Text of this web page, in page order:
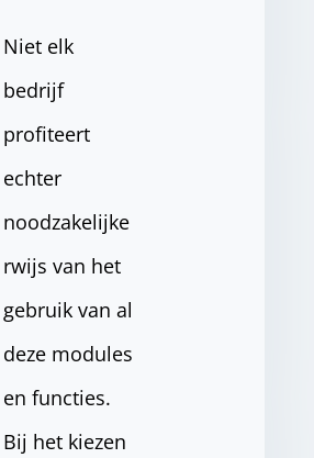
Niet elk
bedrijf
profiteert
echter
noodzakelijke
rwijs van het
gebruik van al
deze modules
en functies.
Bij het kiezen